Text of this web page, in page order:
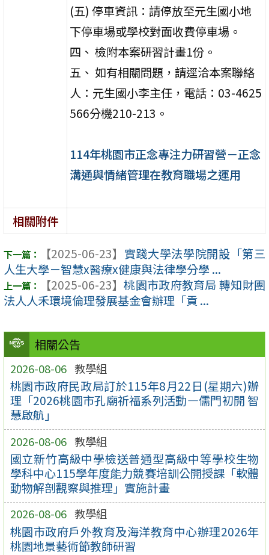
相關公告
2026-08-06 教學組
桃園市政府民政局訂於115年8月22日(星期六)辦
理「2026桃園市孔廟祈福系列活動—儒門初開 智
慧啟航」
2026-08-06 教學組
國立新竹高級中學檢送普通型高級中等學校生物
學科中心115學年度能力競賽培訓公開授課「軟體
動物解剖觀察與推理」實施計畫
2026-08-06 教學組
桃園市政府戶外教育及海洋教育中心辦理2026年
桃園地景藝術節教師研習
(五) 停車資訊：請停放至元生國小地
下停車場或學校對面收費停車場。
四、 檢附本案研習計畫1份。
五、 如有相關問題，請逕洽本案聯絡
人：元生國小李主任，電話：03-4625
566分機210-213。
114年桃園市正念專注力研習營－正念
溝通與情緒管理在教育職場之運用
相關附件
【2025-06-23】 實踐大學法學院開設「第三
人生大學－智慧x醫療x健康與法律學分學 ...
【2025-06-23】 桃園市政府教育局 轉知財團
法人人禾環境倫理發展基金會辦理「貢 ...